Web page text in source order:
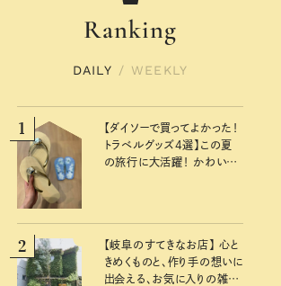
Ranking
DAILY / WEEKLY
1
【ダイソーで買ってよかった！
トラベルグッズ4選】この夏
の旅行に大活躍！ かわいく
2
【岐阜のすてきなお店】 心と
きめくものと、作り手の想いに
出会える、お気に入りの雑貨